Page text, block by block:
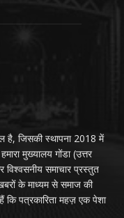
है, जिसकी स्थापना 2018 में
मुख्यालय गोंडा (उत्तर
समाचार प्रस्तुत
के माध्यम से समाज की
पत्रकारिता महज़ एक पेशा